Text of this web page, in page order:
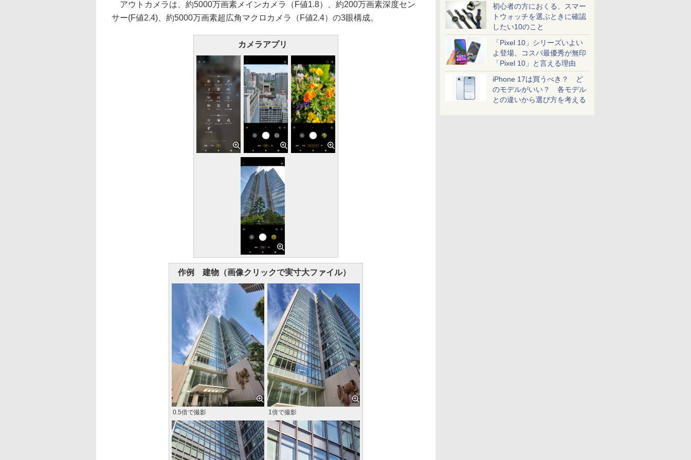
初心者の方におくる、スマー
トウォッチを選ぶときに確認
したい10のこと
「Pixel 10」シリーズいよい
よ登場、コスパ最優秀が無印
「Pixel 10」と言える理由
iPhone 17は買うべき？ ど
のモデルがいい？ 各モデル
との違いから選び方を考える
アウトカメラは、約5000万画素メインカメラ（F値1.8）、約200万画素深度セン
サー(F値2.4)、約5000万画素超広角マクロカメラ（F値2.4）の3眼構成。
カメラアプリ
作例 建物（画像クリックで実寸大ファイル）
0.5倍で撮影 1倍で撮影